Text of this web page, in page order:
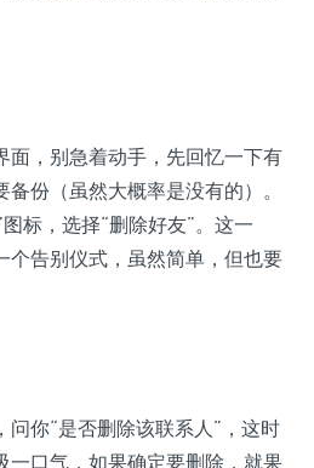
面，别急着动手，先回忆一下有
份（虽然大概率是没有的）。
标，选择“删除好友”。这一
个告别仪式，虽然简单，但也要
问你“是否删除该联系人”，这时
一口气，如果确定要删除，就果